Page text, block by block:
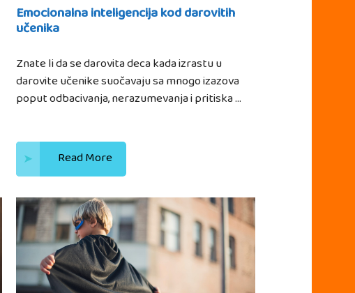
Emocionalna inteligencija kod darovitih
učenika
Znate li da se darovita deca kada izrastu u
darovite učenike suočavaju sa mnogo izazova
poput odbacivanja, nerazumevanja i pritiska …
Read More